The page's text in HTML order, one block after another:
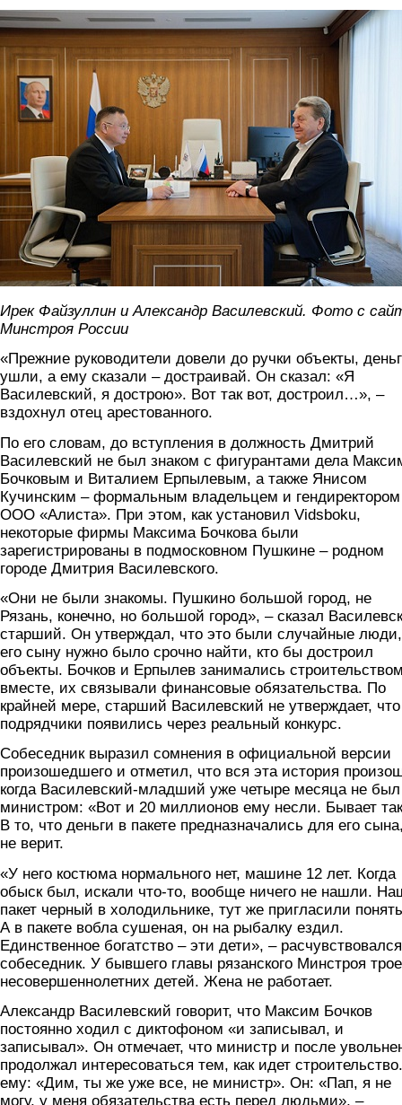
foto2.jpg
Ирек Файзуллин и Александр Василевский. Фото с
Минстроя России
«Прежние руководители довели до ручки объекты,
ушли, а ему сказали – достраивай. Он сказал: «Я
Василевский, я дострою». Вот так вот, достроил…», –
вздохнул отец арестованного.
По его словам, до вступления в должность Дмитрий
Василевский не был знаком с фигурантами дела
Бочковым и Виталием Ерпылевым, а также Янисом
Кучинским – формальным владельцем и гендиректором
ООО «Алиста». При этом, как установил Vidsboku,
некоторые фирмы Максима Бочкова были
зарегистрированы в подмосковном Пушкине – родном
городе Дмитрия Василевского.
«Они не были знакомы. Пушкино большой город, не
Рязань, конечно, но большой город», – сказал
старший. Он утверждал, что это были случайные
его сыну нужно было срочно найти, кто бы достроил
объекты. Бочков и Ерпылев занимались
вместе, их связывали финансовые обязательства. По
крайней мере, старший Василевский не утверждает, что
подрядчики появились через реальный конкурс.
Собеседник выразил сомнения в официальной версии
произошедшего и отметил, что вся эта история
когда Василевский-младший уже четыре месяца не был
министром: «Вот и 20 миллионов ему несли. Бывает
В то, что деньги в пакете предназначались для его
не верит.
«У него костюма нормального нет, машине 12 лет. Когда
обыск был, искали что-то, вообще ничего не нашли.
пакет черный в холодильнике, тут же пригласили
А в пакете вобла сушеная, он на рыбалку ездил.
Единственное богатство – эти дети», – расчувствовался
собеседник. У бывшего главы рязанского Минстроя трое
несовершеннолетних детей. Жена не работает.
Александр Василевский говорит, что Максим Бочков
постоянно ходил с диктофоном «и записывал, и
записывал». Он отмечает, что министр и после
продолжал интересоваться тем, как идет
ему: «Дим, ты же уже все, не министр». Он: «Пап, я не
могу, у меня обязательства есть перед людьми», –